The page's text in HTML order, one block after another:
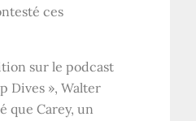
ces
sur le podcast
Dives », Walter
que Carey, un